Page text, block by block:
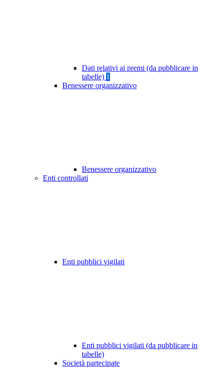
Dati relativi ai premi (da pubblicare in
tabelle) 1
Benessere organizzativo
Benessere organizzativo
Enti controllati
Enti pubblici vigilati
Enti pubblici vigilati (da pubblicare in
tabelle)
Società partecipate